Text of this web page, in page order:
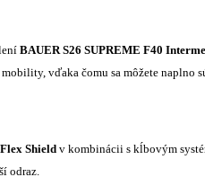
BAUER S26 SUPREME F40
vďaka čomu sa môžete naplno
Shieldv kombinácii s kĺbovým
odraz.